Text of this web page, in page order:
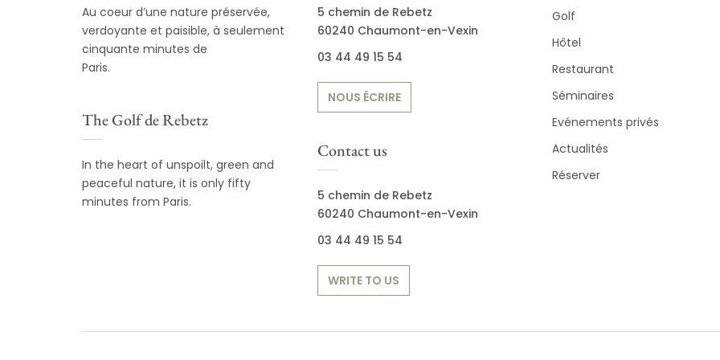
Au coeur d’une nature préservée,
verdoyante et paisible, à seulement
cinquante minutes de
Paris.
The Golf de Rebetz
In the heart of unspoilt, green and
peaceful nature, it is only fifty
minutes from Paris.
5 chemin de Rebetz
60240 Chaumont-en-Vexin
03 44 49 15 54
NOUS ÉCRIRE
Contact us
5 chemin de Rebetz
60240 Chaumont-en-Vexin
03 44 49 15 54
WRITE TO US
Golf
Hôtel
Restaurant
Séminaires
Evénements privés
Actualités
Réserver